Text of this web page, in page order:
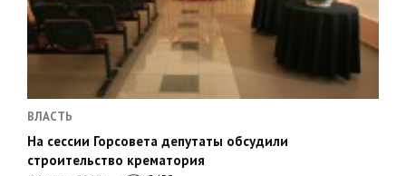
ВЛАСТЬ
На сессии Горсовета депутаты обсудили
строительство крематория